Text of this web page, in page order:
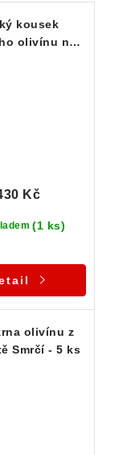
kousek
olivínu na
(1 ks)
Kč
olivínu z
Smrčí - 5 ks